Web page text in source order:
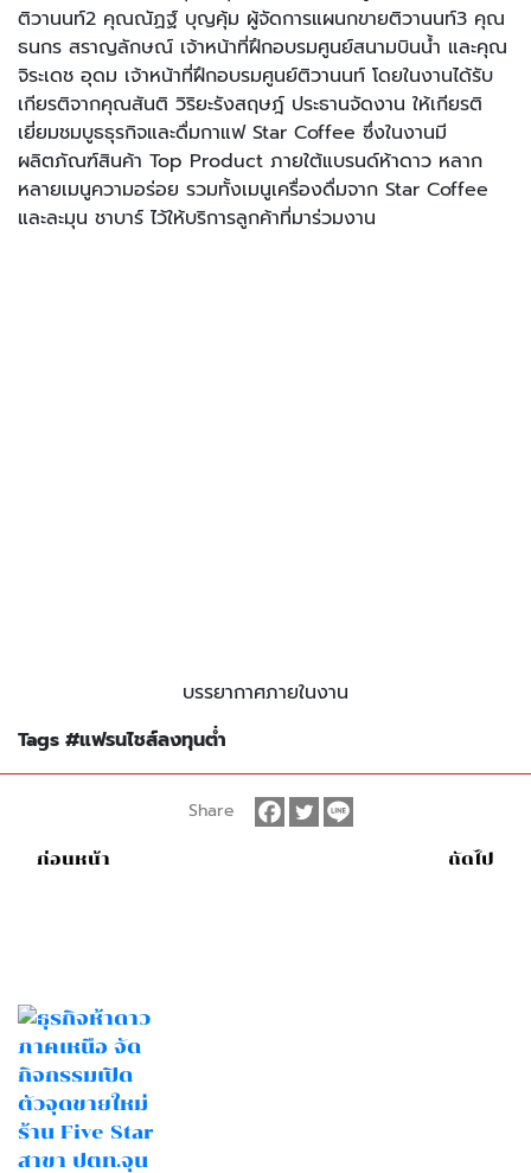
ติวานนท์2 คุณณัฏฐ์ บุญคุ้ม ผู้จัดการแผนกขายติวานนท์3 คุณ
ธนกร สราญลักษณ์ เจ้าหน้าที่ฝึกอบรมศูนย์สนามบินน้ำ และคุณ
จิระเดช อุดม เจ้าหน้าที่ฝึกอบรมศูนย์ติวานนท์ โดยในงานได้รับ
เกียรติจากคุณสันติ วิริยะรังสฤษฎ์ ประธานจัดงาน ให้เกียรติ
เยี่ยมชมบูธธุรกิจและดื่มกาแฟ Star Coffee ซึ่งในงานมี
ผลิตภัณฑ์สินค้า Top Product ภายใต้แบรนด์ห้าดาว หลาก
หลายเมนูความอร่อย รวมทั้งเมนูเครื่องดื่มจาก Star Coffee
และละมุน ชาบาร์ ไว้ให้บริการลูกค้าที่มาร่วมงาน
บรรยากาศภายในงาน
Tags #แฟรนไชส์ลงทุนต่ำ
ก่อนหน้า
Share
ถัดไป